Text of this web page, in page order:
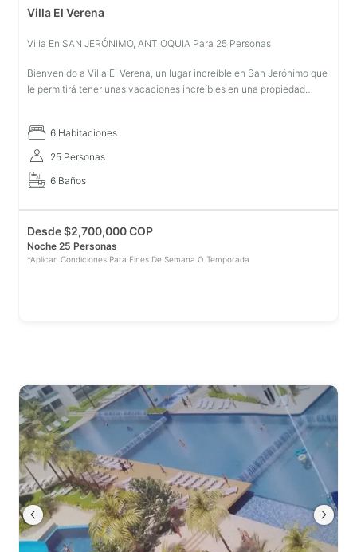
Villa El Verena
Villa En SAN JERÓNIMO, ANTIOQUIA Para 25 Personas
Bienvenido a Villa El Verena, un lugar increíble en San Jerónimo que
le permitirá tener unas vacaciones increíbles en una propiedad
6 Habitaciones
25 Personas
6 Baños
Desde$2,700,000 COP
Noche 25 Personas
*Aplican Condiciones Para Fines De Semana O Temporada